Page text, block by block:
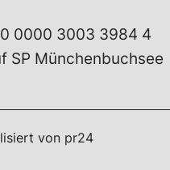
0000 3003 3984 4
SP Münchenbuchsee
von pr24